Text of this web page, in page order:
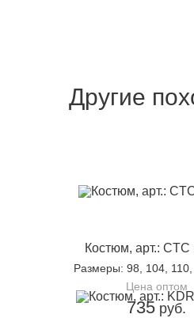
Другие
Костюм, арт.: CTC
Размеры: 98, 104,
Цена оптом
735 руб.